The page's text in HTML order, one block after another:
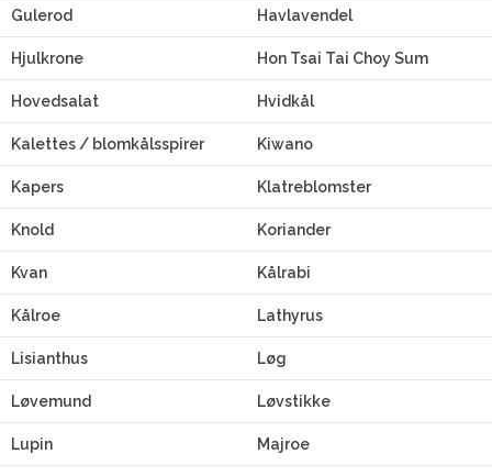
Gulerod Havlavendel
Hjulkrone Hon Tsai Tai Choy Sum
Hovedsalat Hvidkål
Kalettes / blomkålsspirer Kiwano
Kapers Klatreblomster
Knold Koriander
Kvan Kålrabi
Kålroe Lathyrus
Lisianthus Løg
Løvemund Løvstikke
Lupin Majroe